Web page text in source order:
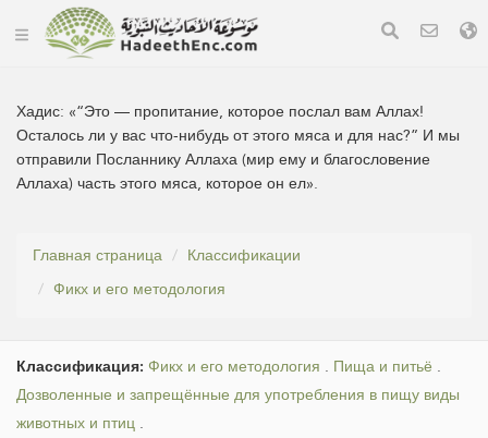
Хадис: «“Это — пропитание, которое послал вам Аллах!
Осталось ли у вас что-нибудь от этого мяса и для нас?” И мы
отправили Посланнику Аллаха (мир ему и благословение
Аллаха) часть этого мяса, которое он ел».
Главная страница
Классификации
Фикх и его методология
Классификация: Фикх и его методология . Пища и питьё .
Дозволенные и запрещённые для употребления в пищу виды
животных и птиц .